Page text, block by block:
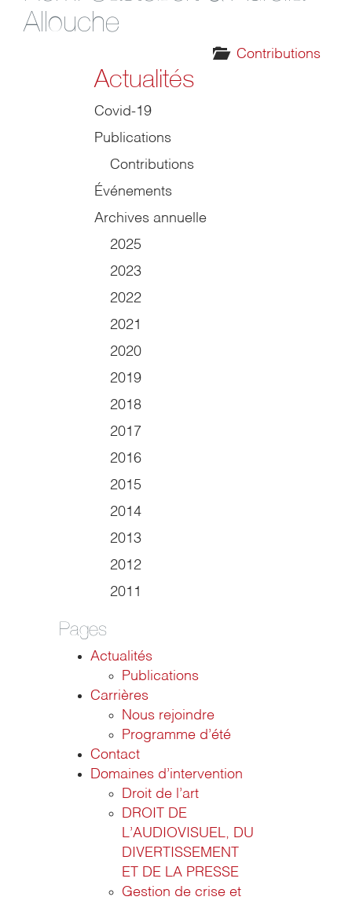
Allouche
Contributions
Actualités
Covid-19
Publications
Contributions
Événements
Archives annuelle
2025
2023
2022
2021
2020
2019
2018
2017
2016
2015
2014
2013
2012
2011
Pages
Actualités
Publications
Carrières
Nous rejoindre
Programme d’été
Contact
Domaines d’intervention
Droit de l’art
DROIT DE
L’AUDIOVISUEL, DU
DIVERTISSEMENT
ET DE LA PRESSE
Gestion de crise et